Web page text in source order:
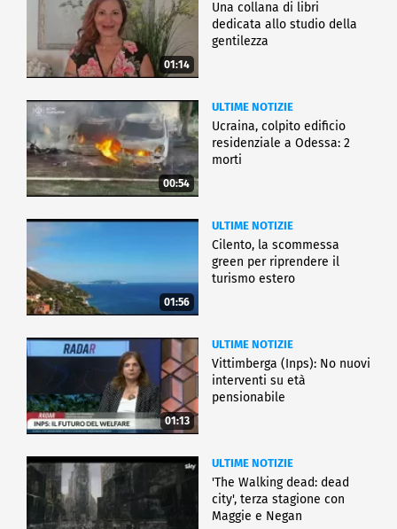
01:14
Una collana di libri
dedicata allo studio della
gentilezza
00:54
ULTIME NOTIZIE
Ucraina, colpito edificio
residenziale a Odessa: 2
morti
01:56
ULTIME NOTIZIE
Cilento, la scommessa
green per riprendere il
turismo estero
01:13
ULTIME NOTIZIE
Vittimberga (Inps): No nuovi
interventi su età
pensionabile
ULTIME NOTIZIE
'The Walking dead: dead
city', terza stagione con
Maggie e Negan